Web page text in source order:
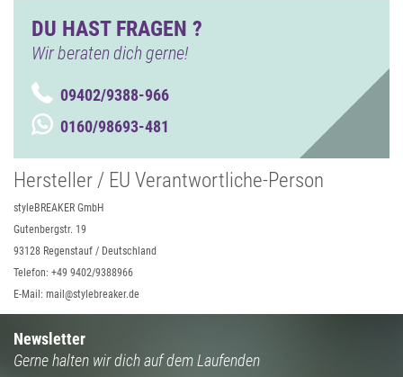
DU HAST FRAGEN ?
Wir beraten dich gerne!
09402/9388-966
0160/98693-481
Hersteller / EU Verantwortliche-Person
styleBREAKER GmbH
Gutenbergstr. 19
93128 Regenstauf / Deutschland
Telefon: +49 9402/9388966
E-Mail: mail@stylebreaker.de
Newsletter
Gerne halten wir dich auf dem Laufenden